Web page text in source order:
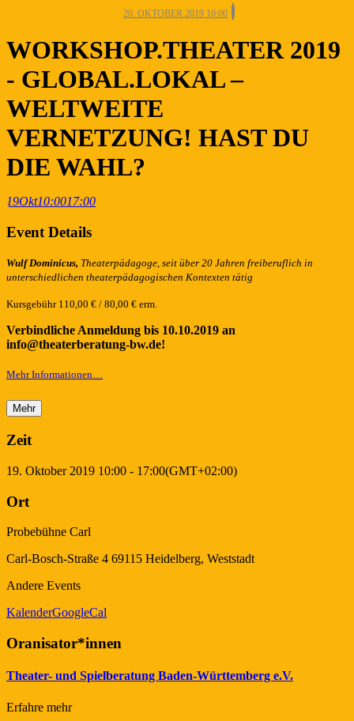
20. OKTOBER 2019 10:00
WORKSHOP.THEATER 2019
- GLOBAL.LOKAL –
WELTWEITE
VERNETZUNG! HAST DU
DIE WAHL?
19Okt10:0017:00
Event Details
Wulf Dominicus, Theaterpädagoge, seit über 20 Jahren freiberuflich in
unterschiedlichen theaterpädagogischen Kontexten tätig
Kursgebühr 110,00 € / 80,00 € erm.
Verbindliche Anmeldung bis 10.10.2019 an
info@theaterberatung-bw.de!
Mehr Informationen…
Mehr
Zeit
19. Oktober 2019 10:00 - 17:00(GMT+02:00)
Ort
Probebühne Carl
Carl-Bosch-Straße 4 69115 Heidelberg, Weststadt
Andere Events
KalenderGoogleCal
Oranisator*innen
Theater- und Spielberatung Baden-Württemberg e.V.
Erfahre mehr